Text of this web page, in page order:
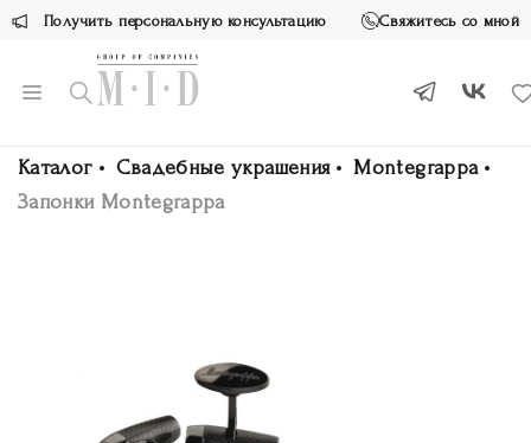
Получить персональную консультацию Свяжитесь со мной
Каталог Свадебные украшения
Montegrappa
Запонки Montegrappa